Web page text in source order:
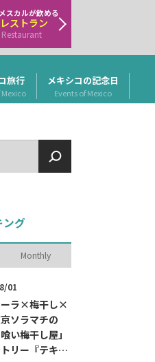
旅行 メキシコの記念日
Events of Mexico
スカルが飲める
ストラン
ング
Monthly
01
ーラ×梅干し×
ソラマチの
喰い梅干し屋」
リー『テキー